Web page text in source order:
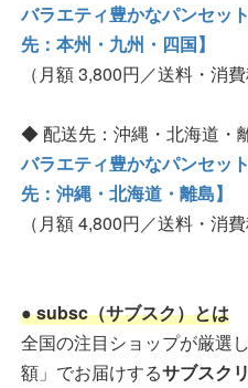
バラエティ豊かなパンセッ
先：本州・九州・四国】
（月額 3,800円／送料・消費
◆ 配送先：沖縄・北海道・
バラエティ豊かなパンセッ
先：沖縄・北海道・離島】
（月額 4,800円／送料・消費
● subsc（サブスク）とは
全国の注目ショップが厳選
額」でお届けするサブスク